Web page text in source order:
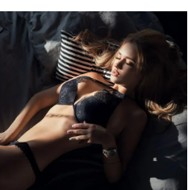
Інтимна косметика, засоби
догляду за тілом,
пролонгатори задоволення